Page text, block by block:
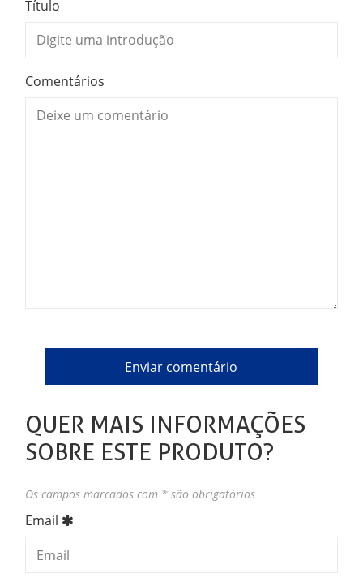
Título
Comentários
QUER MAIS INFORMAÇÕES
SOBRE ESTE PRODUTO?
Os campos marcados com * são obrigatórios
Email